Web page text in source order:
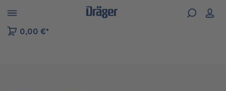
to B2B platform navigation
0,00 €*